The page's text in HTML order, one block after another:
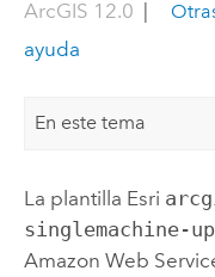
ArcGIS 12.0
ayuda
En este tema
La plantilla Esri
singlemachine-
Amazon Web